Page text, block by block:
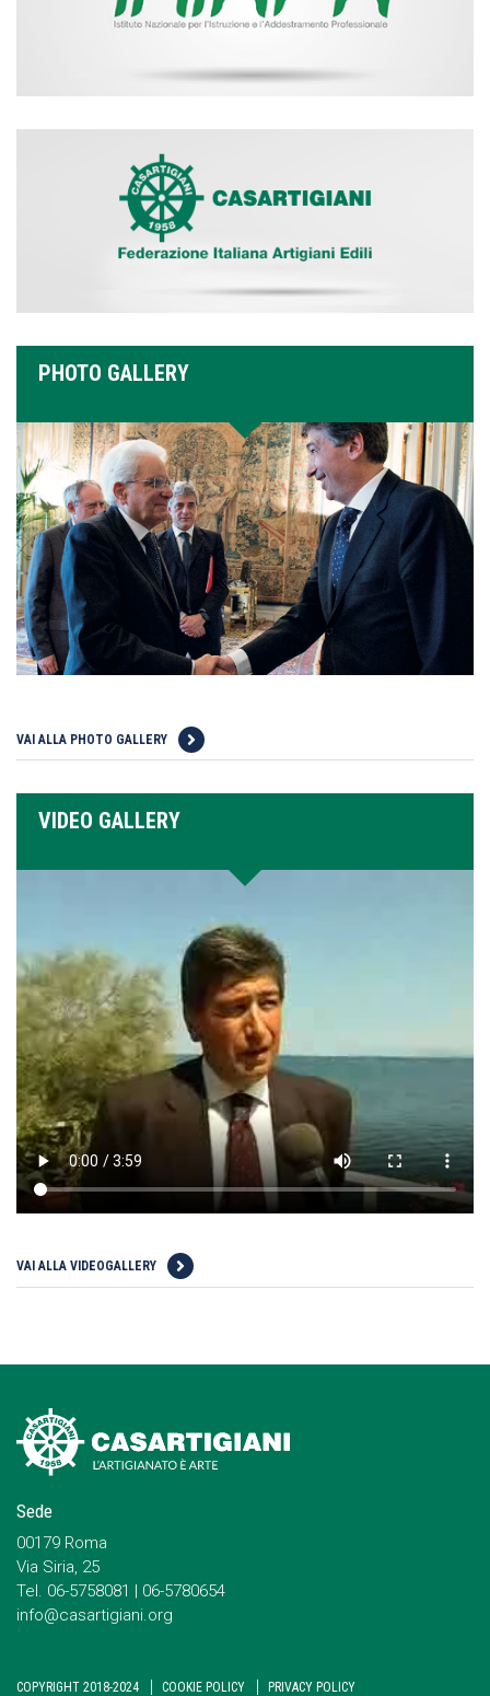
PHOTO GALLERY
VAI ALLA PHOTO GALLERY
VIDEO GALLERY
VAI ALLA VIDEOGALLERY
Sede
00179 Roma
Via Siria, 25
Tel. 06-5758081 | 06-5780654
info@casartigiani.org
COPYRIGHT 2018-2024 COOKIE POLICY PRIVACY POLICY